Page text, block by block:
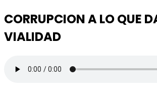
CORRUPCION A LO QUE
VIALIDAD